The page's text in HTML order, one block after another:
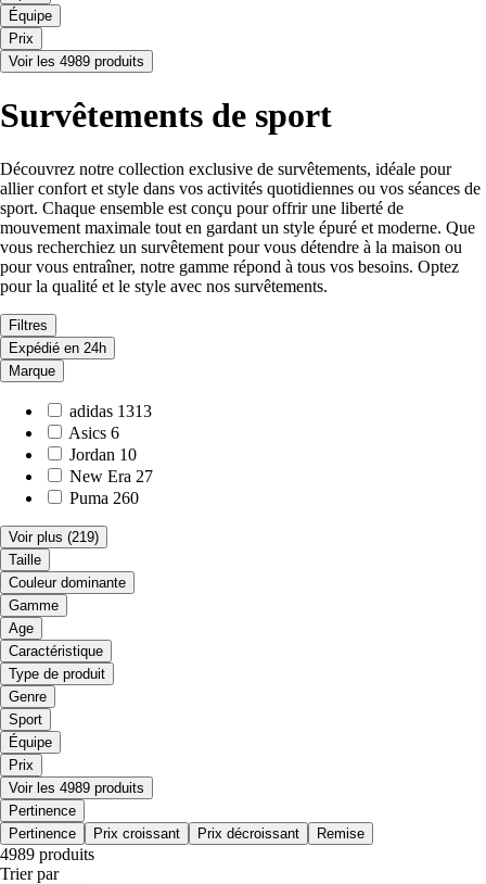
Équipe
Prix
Voir les 4989 produits
Survêtements de sport
Découvrez notre collection exclusive de survêtements, idéale pour
allier confort et style dans vos activités quotidiennes ou vos séances de
sport. Chaque ensemble est conçu pour offrir une liberté de
mouvement maximale tout en gardant un style épuré et moderne. Que
vous recherchiez un survêtement pour vous détendre à la maison ou
pour vous entraîner, notre gamme répond à tous vos besoins. Optez
pour la qualité et le style avec nos survêtements.
Filtres
Expédié en 24h
Marque
adidas 1313
Asics 6
Jordan 10
New Era 27
Puma 260
Voir plus (219)
Taille
Couleur dominante
Gamme
Age
Caractéristique
Type de produit
Genre
Sport
Équipe
Prix
Voir les 4989 produits
Pertinence
Pertinence
Prix croissant Prix décroissant Remise
4989 produits
Trier par